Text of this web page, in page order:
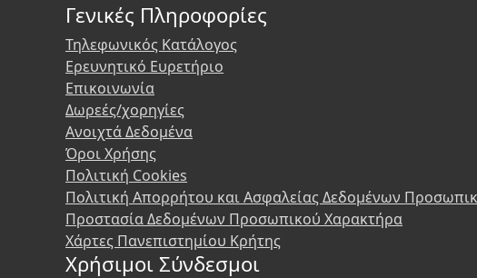
Γενικές Πληροφορίες
Τηλεφωνικός Κατάλογος
Ερευνητικό Ευρετήριο
Επικοινωνία
Δωρεές/χορηγίες
Ανοιχτά Δεδομένα
Όροι Χρήσης
Πολιτική Cookies
Πολιτική Απορρήτου και Ασφαλείας Δεδομένων
Προστασία Δεδομένων Προσωπικού Χαρακτήρα
Χάρτες Πανεπιστημίου Κρήτης
Χρήσιμοι Σύνδεσμοι